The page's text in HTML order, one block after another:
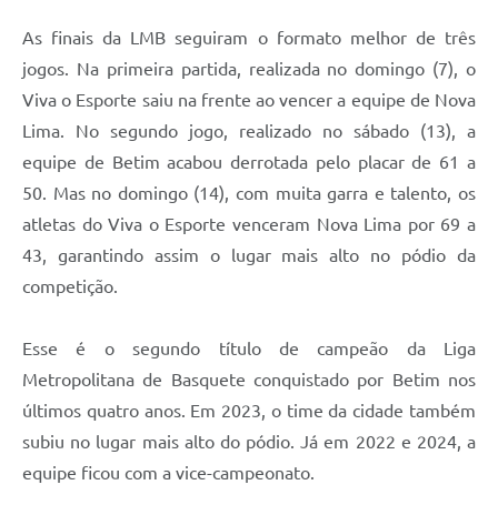
As finais da LMB seguiram o formato melhor de três
jogos. Na primeira partida, realizada no domingo (7), o
Viva o Esporte saiu na frente ao vencer a equipe de Nova
Lima. No segundo jogo, realizado no sábado (13), a
equipe de Betim acabou derrotada pelo placar de 61 a
50. Mas no domingo (14), com muita garra e talento, os
atletas do Viva o Esporte venceram Nova Lima por 69 a
43, garantindo assim o lugar mais alto no pódio da
competição.
Esse é o segundo título de campeão da Liga
Metropolitana de Basquete conquistado por Betim nos
últimos quatro anos. Em 2023, o time da cidade também
subiu no lugar mais alto do pódio. Já em 2022 e 2024, a
equipe ficou com a vice-campeonato.